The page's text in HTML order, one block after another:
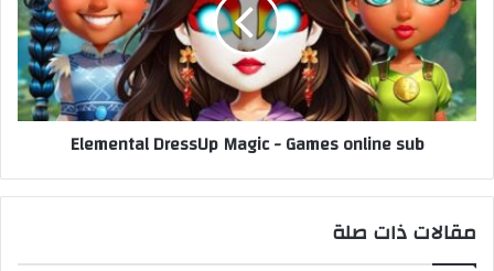
Elemental DressUp Magic - Games online sub
مقالات ذات صلة